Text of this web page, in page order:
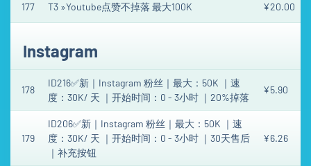
177 T3 »Youtube点赞不掉落 最大100K ¥20.00
Instagram
178
ID216✅新｜Instagram 粉丝｜最大：50K ｜速
度：30K/ 天 ｜开始时间：0 - 3小时 ｜20%掉落
¥5.90
179
ID206✅新｜Instagram 粉丝｜最大：50K ｜速
度：30K/ 天 ｜开始时间：0 - 3小时 ｜30天售后
｜补充按钮
¥6.26